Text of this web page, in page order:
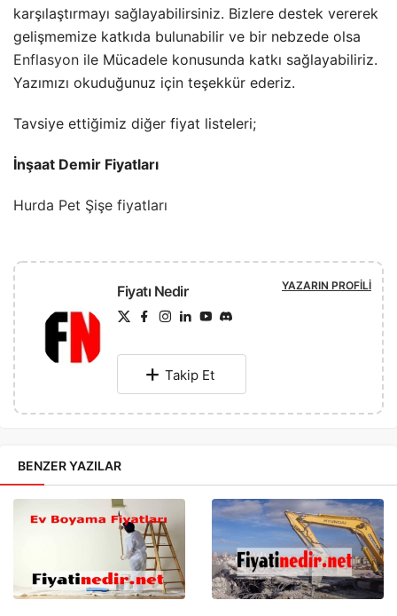
karşılaştırmayı sağlayabilirsiniz. Bizlere destek vererek
gelişmemize katkıda bulunabilir ve bir nebzede olsa
Enflasyon ile Mücadele konusunda katkı sağlayabiliriz.
Yazımızı okuduğunuz için teşekkür ederiz.
Tavsiye ettiğimiz diğer fiyat listeleri;
İnşaat Demir Fiyatları
Hurda Pet Şişe fiyatları
Fiyatı Nedir YAZARIN PROFILI
Takip Et
BENZER YAZILAR